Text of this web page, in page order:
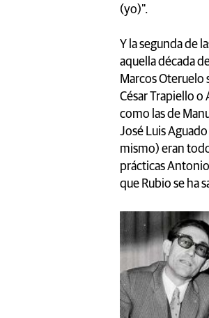
(yo)".
Y la segunda de
aquella década
Marcos Oteruelo
César Trapiello o
como las de
José Luis
mismo) eran
prácticas
que Rubio se ha